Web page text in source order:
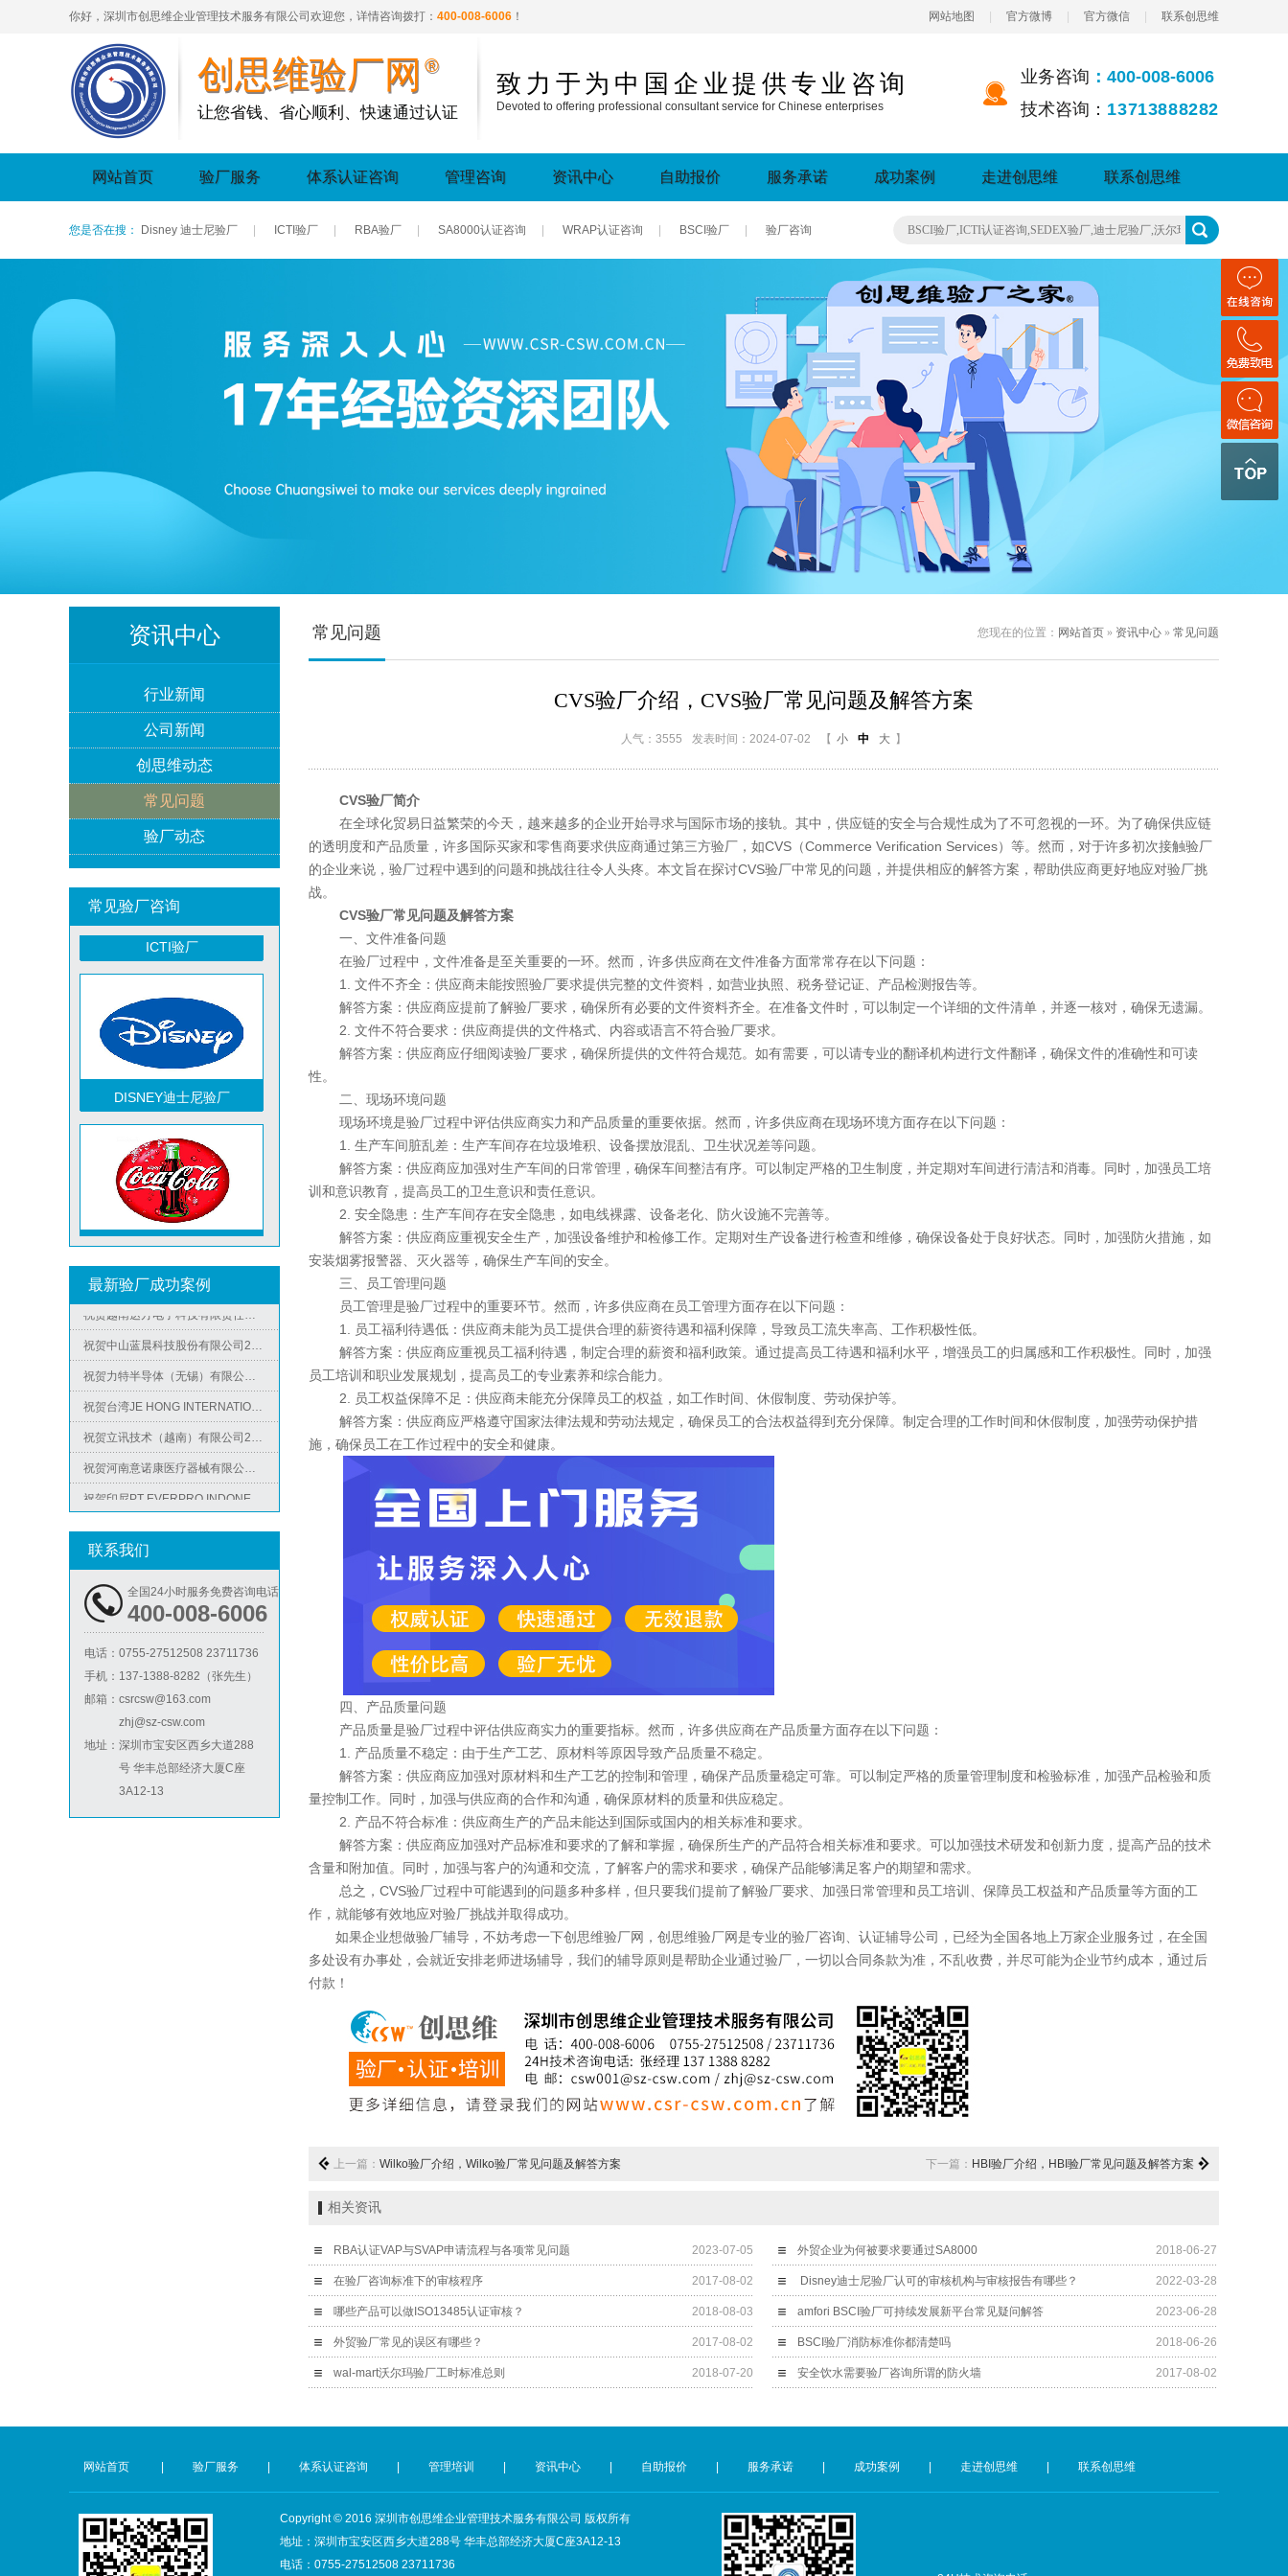
你好，深圳市创思维企业管理技术服务有限公司欢迎您，详情咨询拨打： 400-008-6006 ！ 网站地图 官方微博 官方微信 联系创思维
创思维验厂网 ®
让您省钱、省心顺利、快速通过认证
致力于为中国企业提供专业咨询
Devoted to offering professional consultant service for Chinese enterprises
业务咨询 ：400-008-6006
技术咨询： 13713888282
网站首页 验厂服务 体系认证咨询 管理咨询 资讯中心 自助报价 服务承诺 成功案例 走进创思维 联系创思维
您是否在搜： Disney 迪士尼验厂 ICTI验厂 RBA验厂 SA8000认证咨询 WRAP认证咨询 BSCI验厂 验厂咨询
资讯中心
行业新闻
公司新闻
创思维动态
常见问题
验厂动态
常见验厂咨询
Lowe's劳氏验厂
BSCI验厂
DISNEY迪士尼验厂
TCCC可口可乐验厂
Metro麦德龙验厂
ICS验厂
Lowe's劳氏验厂
最新验厂成功案例
祝贺中山蓝晨科技股份有限公司2026年快速通过BSCI验厂-B级
祝贺力特半导体（无锡）有限公司2026年快速通过RBA-VAP认证审核并取得170.2分
祝贺台湾JE HONG INTERNATIONAL TEXTILE CO., LTD 2026年快速通过GRS认证
祝贺立讯技术（越南）有限公司2026年快速通过RBA-VAP认证审核，斩获金牌评级！
祝贺河南意诺康医疗器械有限公司2026年快速通过GMP认证
祝贺印尼PT EVERPRO INDONESIA TECHNOLOGIES公司2026年快速通过RBA-VAP审核
祝贺泰国LIGHTUP公司2026年快速通过SCAN验厂审核并取得99分
祝贺中山蓝晨科技股份有限公司2026年快速通过BSCI验厂-B级
祝贺力特半导体（无锡）有限公司2026年快速通过RBA-VAP认证审核并取得170.2分
联系我们
全国24小时服务免费咨询电话
400-008-6006
电话： 0755-27512508 23711736
手机： 137-1388-8282（张先生）
邮箱： csrcsw@163.com
zhj@sz-csw.com
地址： 深圳市宝安区西乡大道288
号 华丰总部经济大厦C座
3A12-13
常见问题 您现在的位置： 网站首页 » 资讯中心 » 常见问题
CVS验厂介绍，CVS验厂常见问题及解答方案
人气：3555 发表时间：2024-07-02 【 小 中 大 】
CVS验厂简介
在全球化贸易日益繁荣的今天，越来越多的企业开始寻求与国际市场的接轨。其中，供应链的安全与合规性成为了不可忽视的一环。为了确保供应链
的透明度和产品质量，许多国际买家和零售商要求供应商通过第三方验厂，如CVS（Commerce Verification Services）等。然而，对于许多初次接触验厂
的企业来说，验厂过程中遇到的问题和挑战往往令人头疼。本文旨在探讨CVS验厂中常见的问题，并提供相应的解答方案，帮助供应商更好地应对验厂挑
战。
CVS验厂常见问题及解答方案
一、文件准备问题
在验厂过程中，文件准备是至关重要的一环。然而，许多供应商在文件准备方面常常存在以下问题：
1. 文件不齐全：供应商未能按照验厂要求提供完整的文件资料，如营业执照、税务登记证、产品检测报告等。
解答方案：供应商应提前了解验厂要求，确保所有必要的文件资料齐全。在准备文件时，可以制定一个详细的文件清单，并逐一核对，确保无遗漏。
2. 文件不符合要求：供应商提供的文件格式、内容或语言不符合验厂要求。
解答方案：供应商应仔细阅读验厂要求，确保所提供的文件符合规范。如有需要，可以请专业的翻译机构进行文件翻译，确保文件的准确性和可读
性。
二、现场环境问题
现场环境是验厂过程中评估供应商实力和产品质量的重要依据。然而，许多供应商在现场环境方面存在以下问题：
1. 生产车间脏乱差：生产车间存在垃圾堆积、设备摆放混乱、卫生状况差等问题。
解答方案：供应商应加强对生产车间的日常管理，确保车间整洁有序。可以制定严格的卫生制度，并定期对车间进行清洁和消毒。同时，加强员工培
训和意识教育，提高员工的卫生意识和责任意识。
2. 安全隐患：生产车间存在安全隐患，如电线裸露、设备老化、防火设施不完善等。
解答方案：供应商应重视安全生产，加强设备维护和检修工作。定期对生产设备进行检查和维修，确保设备处于良好状态。同时，加强防火措施，如
安装烟雾报警器、灭火器等，确保生产车间的安全。
三、员工管理问题
员工管理是验厂过程中的重要环节。然而，许多供应商在员工管理方面存在以下问题：
1. 员工福利待遇低：供应商未能为员工提供合理的薪资待遇和福利保障，导致员工流失率高、工作积极性低。
解答方案：供应商应重视员工福利待遇，制定合理的薪资和福利政策。通过提高员工待遇和福利水平，增强员工的归属感和工作积极性。同时，加强
员工培训和职业发展规划，提高员工的专业素养和综合能力。
2. 员工权益保障不足：供应商未能充分保障员工的权益，如工作时间、休假制度、劳动保护等。
解答方案：供应商应严格遵守国家法律法规和劳动法规定，确保员工的合法权益得到充分保障。制定合理的工作时间和休假制度，加强劳动保护措
施，确保员工在工作过程中的安全和健康。
四、产品质量问题
产品质量是验厂过程中评估供应商实力的重要指标。然而，许多供应商在产品质量方面存在以下问题：
1. 产品质量不稳定：由于生产工艺、原材料等原因导致产品质量不稳定。
解答方案：供应商应加强对原材料和生产工艺的控制和管理，确保产品质量稳定可靠。可以制定严格的质量管理制度和检验标准，加强产品检验和质
量控制工作。同时，加强与供应商的合作和沟通，确保原材料的质量和供应稳定。
2. 产品不符合标准：供应商生产的产品未能达到国际或国内的相关标准和要求。
解答方案：供应商应加强对产品标准和要求的了解和掌握，确保所生产的产品符合相关标准和要求。可以加强技术研发和创新力度，提高产品的技术
含量和附加值。同时，加强与客户的沟通和交流，了解客户的需求和要求，确保产品能够满足客户的期望和需求。
总之，CVS验厂过程中可能遇到的问题多种多样，但只要我们提前了解验厂要求、加强日常管理和员工培训、保障员工权益和产品质量等方面的工
作，就能够有效地应对验厂挑战并取得成功。
如果企业想做验厂辅导，不妨考虑一下创思维验厂网，创思维验厂网是专业的验厂咨询、认证辅导公司，已经为全国各地上万家企业服务过，在全国
多处设有办事处，会就近安排老师进场辅导，我们的辅导原则是帮助企业通过验厂，一切以合同条款为准，不乱收费，并尽可能为企业节约成本，通过后
付款！
上一篇： Wilko验厂介绍，Wilko验厂常见问题及解答方案 下一篇： HBI验厂介绍，HBI验厂常见问题及解答方案
相关资讯
RBA认证VAP与SVAP申请流程与各项常见问题 2023-07-05 外贸企业为何被要求要通过SA8000 2018-06-27
在验厂咨询标准下的审核程序 2017-08-02 Disney迪士尼验厂认可的审核机构与审核报告有哪些？ 2022-03-28
哪些产品可以做ISO13485认证审核？ 2018-08-03 amfori BSCI验厂可持续发展新平台常见疑问解答 2023-06-28
外贸验厂常见的误区有哪些？ 2017-08-02 BSCI验厂消防标准你都清楚吗 2018-06-26
wal-mart沃尔玛验厂工时标准总则 2018-07-20 安全饮水需要验厂咨询所谓的防火墙 2017-08-02
网站首页 | 验厂服务 | 体系认证咨询 | 管理培训 | 资讯中心 | 自助报价 | 服务承诺 | 成功案例 | 走进创思维 | 联系创思维
Copyright © 2016 深圳市创思维企业管理技术服务有限公司 版权所有
地址：深圳市宝安区西乡大道288号 华丰总部经济大厦C座3A12-13
电话：0755-27512508 23711736